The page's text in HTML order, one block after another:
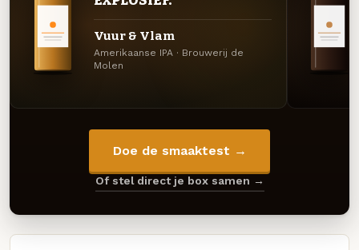
Vuur & Vlam
Amerikaanse IPA · Brouwerij de
Molen
Doe de smaaktest →
Of stel direct je box samen →